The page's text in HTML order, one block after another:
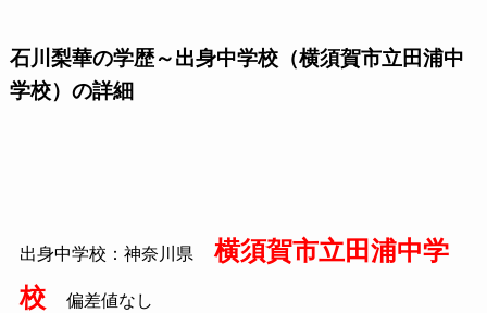
石川梨華の学歴～出身中学校（横須賀市立田浦中
学校）の詳細
出身中学校：神奈川県
横須賀市立田浦中学
校
偏差値なし